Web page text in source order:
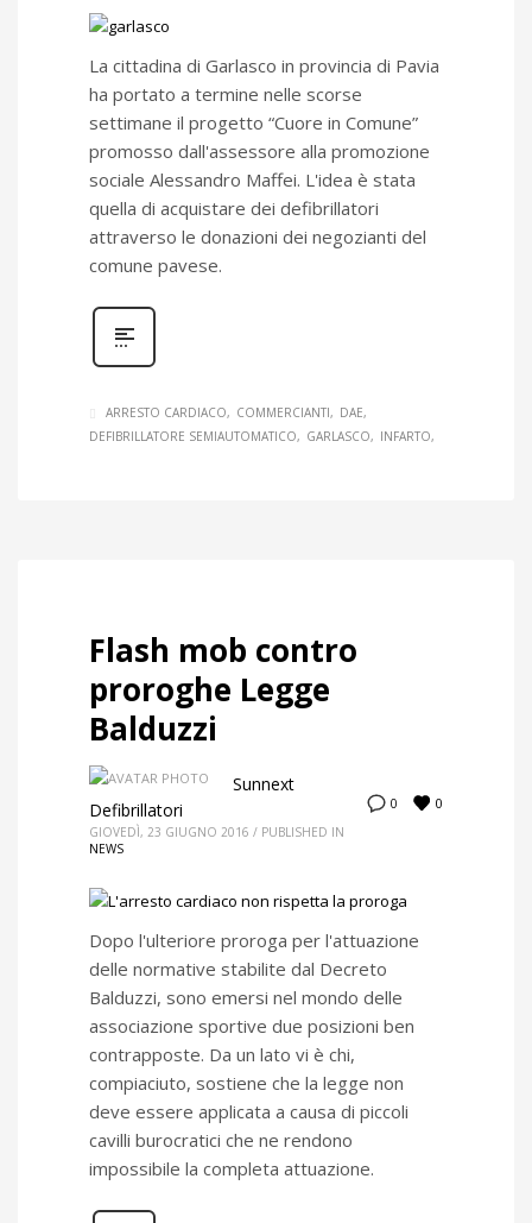
La cittadina di Garlasco in provincia di Pavia
ha portato a termine nelle scorse
settimane il progetto “Cuore in Comune”
promosso dall'assessore alla promozione
sociale Alessandro Maffei. L'idea è stata
quella di acquistare dei defibrillatori
attraverso le donazioni dei negozianti del
comune pavese.
ARRESTO CARDIACO COMMERCIANTI
DAE
DEFIBRILLATORE SEMIAUTOMATICO
GARLASCO INFARTO
Flash mob contro
proroghe Legge
Balduzzi
0 0
Sunnext
Defibrillatori
GIOVEDÌ, 23 GIUGNO 2016 / PUBLISHED IN
NEWS
Dopo l'ulteriore proroga per l'attuazione
delle normative stabilite dal Decreto
Balduzzi, sono emersi nel mondo delle
associazione sportive due posizioni ben
contrapposte. Da un lato vi è chi,
compiaciuto, sostiene che la legge non
deve essere applicata a causa di piccoli
cavilli burocratici che ne rendono
impossibile la completa attuazione.